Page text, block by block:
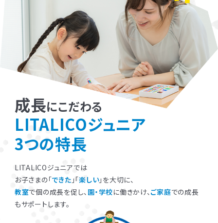
成長にこだわる
LITALICOジュニア
3つの特長
LITALICOジュニアでは
お子さまの「できた 」「楽しい」を大切に、
教室で個の成長を促し、 園・学校に働きかけ、ご家庭での成長
もサポートします。